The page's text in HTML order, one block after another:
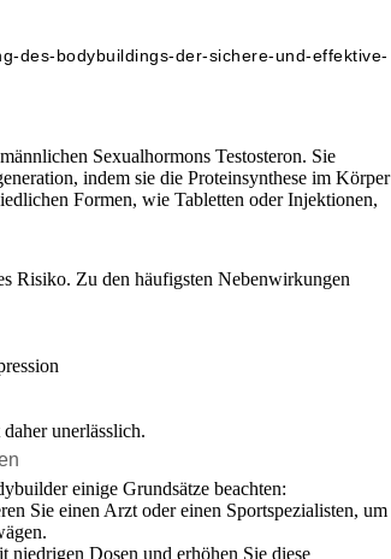
des-bodybuildings-der-sichere-und-effektive-
Sexualhormons Testosteron. Sie
indem sie die Proteinsynthese im Körper
Formen, wie Tabletten oder Injektionen,
Risiko. Zu den häufigsten Nebenwirkungen
unerlässlich.
einige Grundsätze beachten:
Sie einen Arzt oder einen Sportspezialisten, um
niedrigen Dosen und erhöhen Sie diese